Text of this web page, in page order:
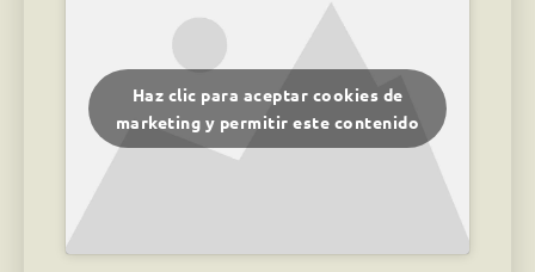
Haz clic para aceptar cookies de
marketing y permitir este contenido